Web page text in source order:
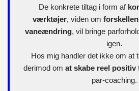
De konkrete tiltag i form af
værktøjer, viden om forskellen
vaneændring, vil bringe
igen.
Hos mig handler det ikke om at
derimod om at skabe reel
par-coaching.